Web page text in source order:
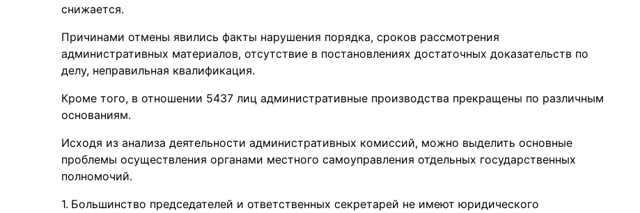
снижается.
Причинами отмены явились факты нарушения порядка, сроков рассмотрения
административных материалов, отсутствие в постановлениях достаточных доказательств по
делу, неправильная квалификация.
Кроме того, в отношении 5437 лиц административные производства прекращены по различным
основаниям.
Исходя из анализа деятельности административных комиссий, можно выделить основные
проблемы осуществления органами местного самоуправления отдельных государственных
полномочий.
Большинство председателей и ответственных секретарей не имеют юридического